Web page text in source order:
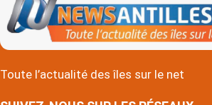
Toute l’actualité des îles sur le net